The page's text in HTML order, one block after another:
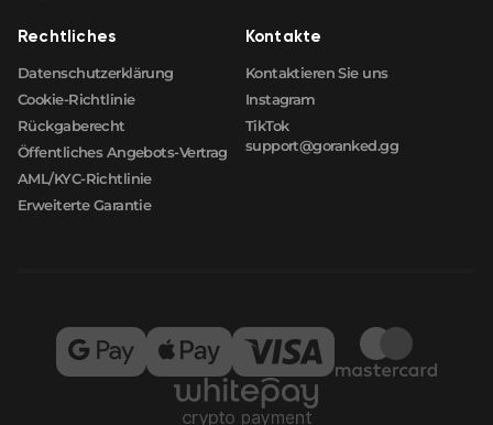
Rechtliches
Datenschutzerklärung
Cookie-Richtlinie
Rückgaberecht
Öffentliches Angebots-Vertrag
AML/KYC-Richtlinie
Erweiterte Garantie
Kontakte
Kontaktieren Sie uns
Instagram
TikTok
support@goranked.gg